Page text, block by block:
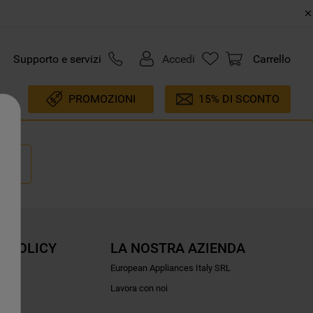
Supporto e servizi Accedi Carrello
PROMOZIONI 15% DI SCONTO
POLICY LA NOSTRA AZIENDA
European Appliances Italy SRL
Lavora con noi